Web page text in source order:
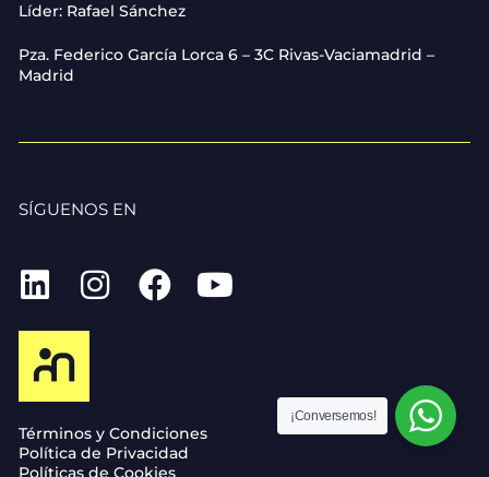
Líder: Rafael Sánchez
Pza. Federico García Lorca 6 – 3C Rivas-Vaciamadrid –
Madrid
SÍGUENOS EN
Términos y Condiciones
Política de Privacidad
Políticas de Cookies
¡Conversemos!